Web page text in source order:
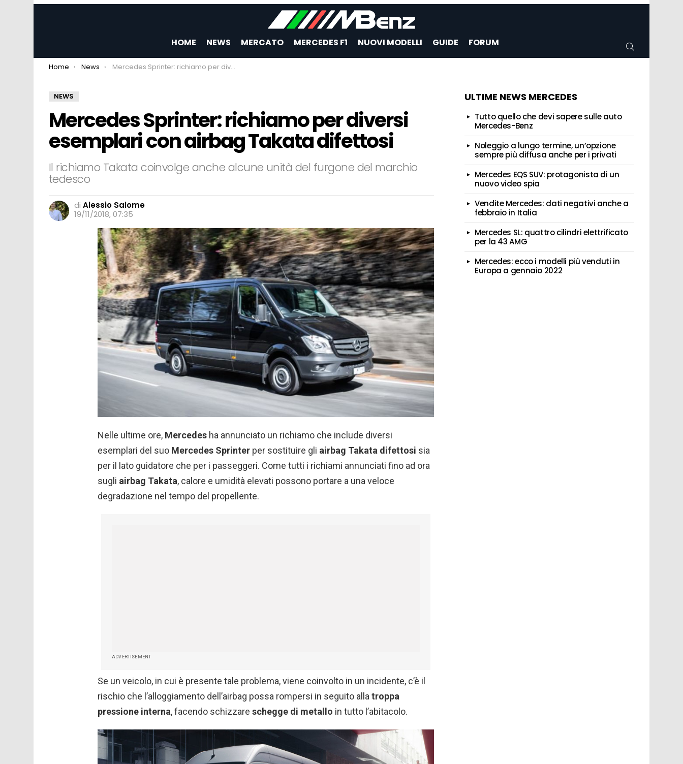
HOME NEWS MERCATO MERCEDES F1 NUOVI MODELLI GUIDE FORUM
You are here:
Home News Mercedes Sprinter: richiamo per diversi esemplari con airbag Takata difettosi
NEWS
Mercedes Sprinter: richiamo per diversi
esemplari con airbag Takata difettosi
Il richiamo Takata coinvolge anche alcune unità del furgone del marchio
tedesco
di Alessio Salome
19/11/2018, 07:35
Nelle ultime ore, Mercedes ha annunciato un richiamo che include diversi
esemplari del suo Mercedes Sprinter per sostituire gli airbag Takata difettosi sia
per il lato guidatore che per i passeggeri. Come tutti i richiami annunciati fino ad ora
sugli airbag Takata, calore e umidità elevati possono portare a una veloce
degradazione nel tempo del propellente.
ADVERTISEMENT
Se un veicolo, in cui è presente tale problema, viene coinvolto in un incidente, c’è il
rischio che l’alloggiamento dell’airbag possa rompersi in seguito allatroppa
pressione interna, facendo schizzare schegge di metallo in tutto l’abitacolo.
ULTIME NEWS MERCEDES
Tutto quello che devi sapere sulle auto
Mercedes-Benz
Noleggio a lungo termine, un’opzione
sempre più diffusa anche per i privati
Mercedes EQS SUV: protagonista di un
nuovo video spia
Vendite Mercedes: dati negativi anche a
febbraio in Italia
Mercedes SL: quattro cilindri elettrificato
per la 43 AMG
Mercedes: ecco i modelli più venduti in
Europa a gennaio 2022